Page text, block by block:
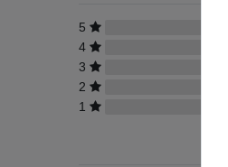
5
4
3
2
1